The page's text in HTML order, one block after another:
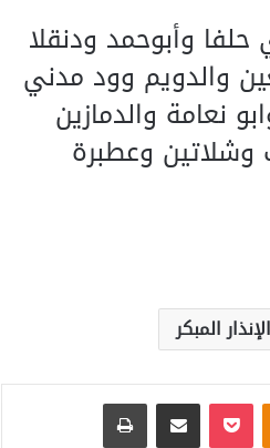
وأبوحمد ودنقلا
والدويم وود مدني
نعامة والدمازين
وشلاتين وعطبرة
المبكر
بوكيت